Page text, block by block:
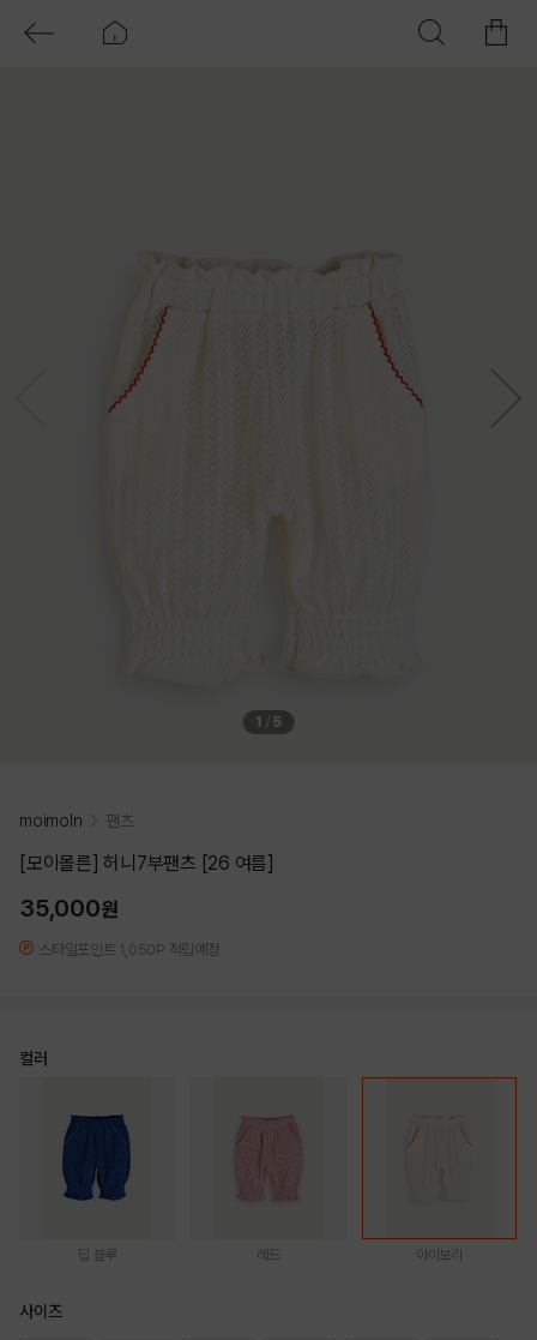
1 5
moimoln 팬츠
[모이몰른] 허니7부팬츠 [26 여름]
35,000원
스타일포인트 1,050P 적립예정
컬러
딥 블루 레드 아이보리
사이즈